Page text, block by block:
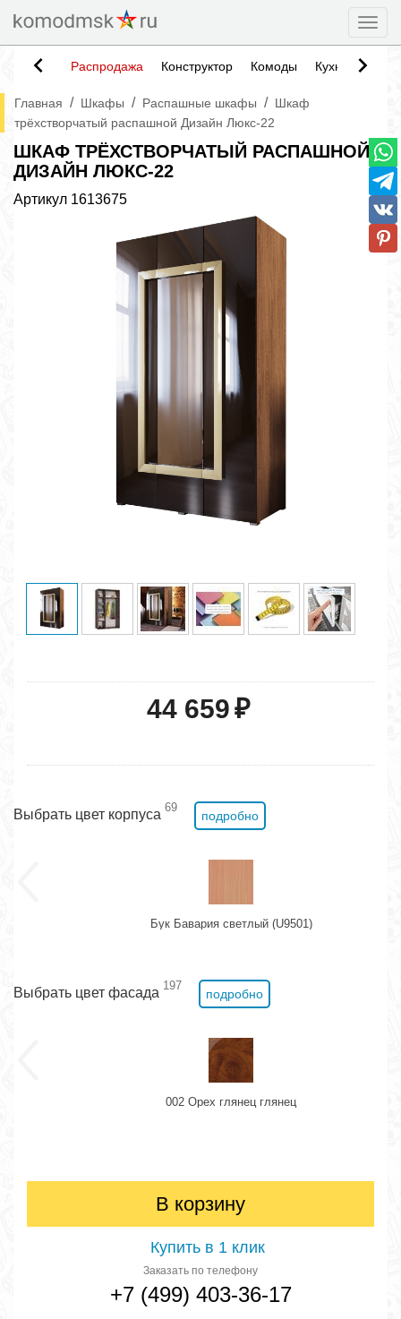
Распродажа Конструктор Комоды Кухни
Главная / Шкафы / Распашные шкафы / Шкаф
трёхстворчатый распашной Дизайн Люкс-22
ШКАФ ТРЁХСТВОРЧАТЫЙ РАСПАШНОЙ
ДИЗАЙН ЛЮКС-22
Артикул 1613675
44 659₽
Выбрать цвет корпуса 69
подробно
Бук Бавария светлый (U9501)
Выбрать цвет фасада 197
подробно
002 Орех глянец глянец
В корзину
Купить в 1 клик
Заказать по телефону
+7 (499) 403-36-17